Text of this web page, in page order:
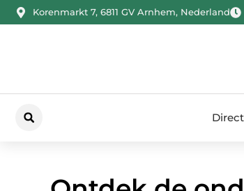
Korenmarkt 7, 6811 GV Arnhem, Nederland